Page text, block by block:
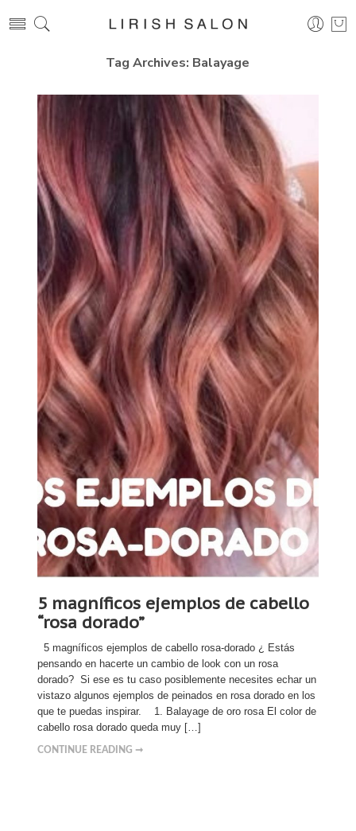
Tag Archives: Balayage
5 magníficos ejemplos de cabello
“rosa dorado”
5 magníficos ejemplos de cabello rosa-dorado ¿ Estás
pensando en hacerte un cambio de look con un rosa
dorado? Si ese es tu caso posiblemente necesites echar un
vistazo algunos ejemplos de peinados en rosa dorado en los
que te puedas inspirar. 1. Balayage de oro rosa El color de
cabello rosa dorado queda muy […]
CONTINUE READING ➞